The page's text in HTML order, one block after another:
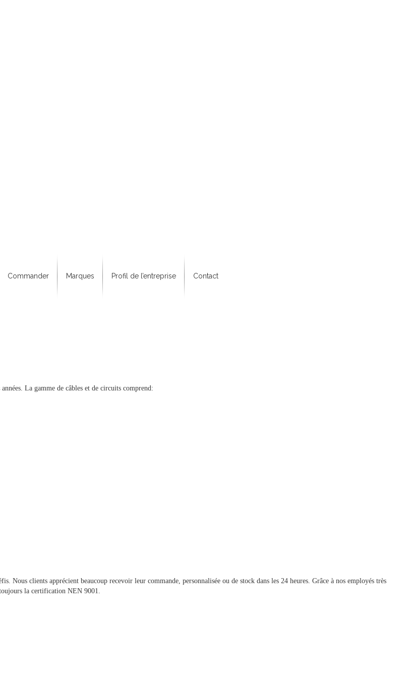
Commander Marques Profil de l’entreprise Contact
La gamme de câbles et de circuits comprend:
Nous clients apprécient beaucoup recevoir leur commande, personnalisée ou de stock dans les 24 heures. Grâce à nos employés très
la certification NEN 9001.